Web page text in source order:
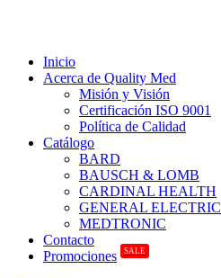
Inicio
Acerca de Quality Med
Misión y Visión
Certificación ISO 9001
Política de Calidad
Catálogo
BARD
BAUSCH & LOMB
CARDINAL HEALTH
GENERAL ELECTRIC
MEDTRONIC
Contacto
Promociones
SALE